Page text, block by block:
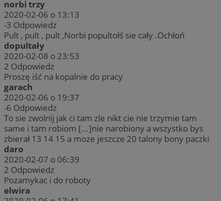
norbi trzy
2020-02-06 o 13:13
-3 Odpowiedz
Pult , pult , pult ,Norbi popultołś sie cały .Ochłoń
dopultały
2020-02-08 o 23:53
2 Odpowiedz
Proszę iść na kopalnie do pracy
garach
2020-02-06 o 19:37
-6 Odpowiedz
To sie zwolnij jak ci tam zle nikt cie nie trzymie tam
same i tam robiom [...]nie narobiony a wszystko bys
zbierał 13 14 15 a moze jeszcze 20 talony bony paczki
daro
2020-02-07 o 06:39
2 Odpowiedz
Pozamykac i do roboty
elwira